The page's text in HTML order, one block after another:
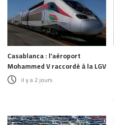
Casablanca : l’aéroport
Mohammed V raccordé à la LGV
il y a 2 jours